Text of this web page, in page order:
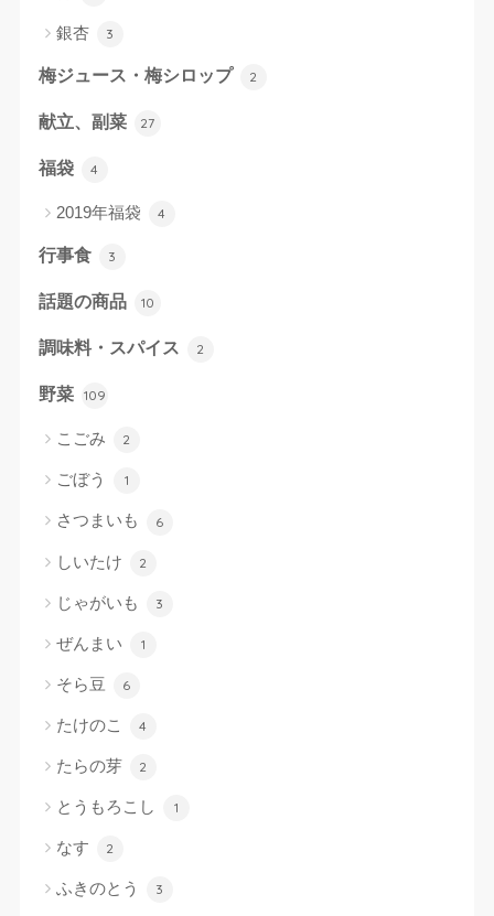
銀杏 3
梅ジュース・梅シロップ 2
献立、副菜 27
福袋 4
2019年福袋 4
行事食 3
話題の商品 10
調味料・スパイス 2
野菜 109
こごみ 2
ごぼう 1
さつまいも 6
しいたけ 2
じゃがいも 3
ぜんまい 1
そら豆 6
たけのこ 4
たらの芽 2
とうもろこし 1
なす 2
ふきのとう 3